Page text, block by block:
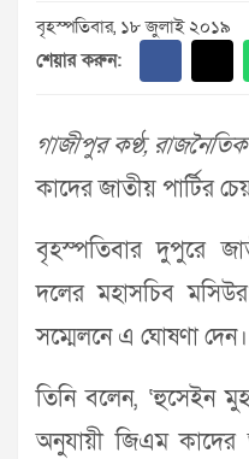
বৃহস্পতিবার, ১৮ জুলাই ২০১৯
শেয়ার করুন:
গাজীপুর কণ্ঠ,
কাদের জাতীয় পার্টির
বৃহস্পতিবার দুপুরে
দলের মহাসচিব
সম্মেলনে এ ঘোষণা দেন।
তিনি বলেন, ‘হুসেইন
অনুযায়ী জিএম কাদের